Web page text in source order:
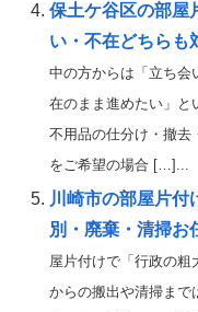
保土ケ谷区の部屋
い・不在どちらも
中の方からは「立ち会
在のまま進めたい」と
不用品の仕分け・撤去
をご希望の場合 […]...
川崎市の部屋片付
別・廃棄・清掃お
屋片付けで「行政の粗
からの搬出や清掃まで